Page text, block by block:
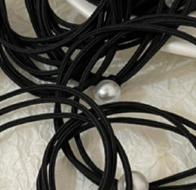
２．關於個人資料處理事宜
https://aftee.tw/terms/
３．未成年的使用者請事先
「AFTEE先享後付」，若未
任。
４．使用「AFTEE先享後付
即時審查核予不同之上限額
結果請求用戶進行身份認證。
５．嚴禁一人註冊多個帳號
形，恩沛科技股份有限公司
動。
付款後7-11取貨
每筆NT$80，滿
宅配
每筆NT$100，滿
海外宅配